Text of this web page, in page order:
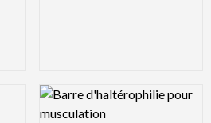
Logo Preview Image